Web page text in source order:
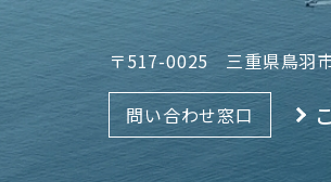
〒517-0025 三重県鳥羽
問い合わせ窓口